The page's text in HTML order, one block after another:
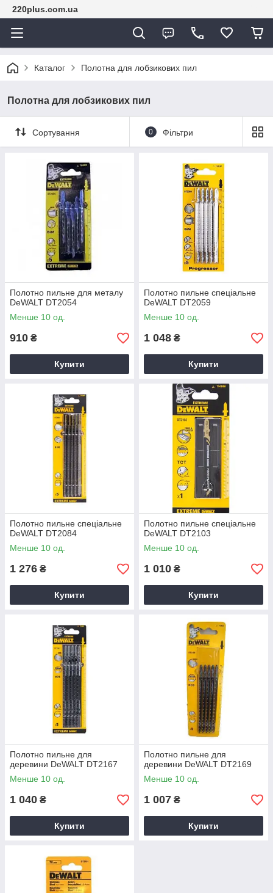
220plus.com.ua
Каталог Полотна для лобзикових пил
Полотна для лобзикових пил
Сортування 0 Фільтри
Полотно пильне для металу
DeWALT DT2054
Менше 10 од.
910 ₴
Купити
Полотно пильне спеціальне
DeWALT DT2059
Менше 10 од.
1 048 ₴
Купити
Полотно пильне спеціальне
DeWALT DT2084
Менше 10 од.
1 276 ₴
Купити
Полотно пильне спеціальне
DeWALT DT2103
Менше 10 од.
1 010 ₴
Купити
Полотно пильне для
деревини DeWALT DT2167
Менше 10 од.
1 040 ₴
Купити
Полотно пильне для
деревини DeWALT DT2169
Менше 10 од.
1 007 ₴
Купити